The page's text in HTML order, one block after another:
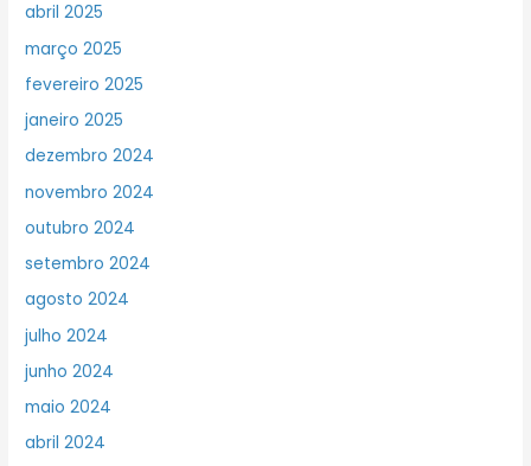
abril 2025
março 2025
fevereiro 2025
janeiro 2025
dezembro 2024
novembro 2024
outubro 2024
setembro 2024
agosto 2024
julho 2024
junho 2024
maio 2024
abril 2024